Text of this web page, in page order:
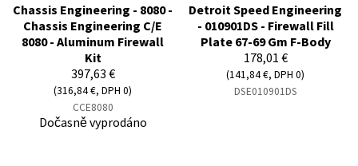
Chassis Engineering - 8080 -
Chassis Engineering C/E
8080 - Aluminum Firewall
Kit
397,63 €
(316,84 €, DPH 0)
CCE8080
Dočasně vyprodáno
Detroit Speed Engineering
- 010901DS - Firewall Fill
Plate 67-69 Gm F-Body
178,01 €
(141,84 €, DPH 0)
DSE010901DS